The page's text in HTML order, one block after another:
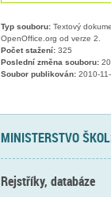
Typ souboru:Textový
OpenOffice.org od verze 2.
Počet stažení:325
Poslední změna souboru:
Soubor publikován:2010-
MINISTERSTVO
Rejstříky, databáze